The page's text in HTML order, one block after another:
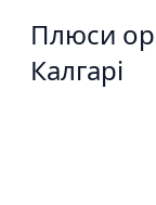
Плюси
Калгарі